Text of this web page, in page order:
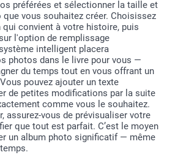
préférées et sélectionner la taille et
que vous souhaitez créer. Choisissez
qui convient à votre histoire, puis
l'option de remplissage
intelligent placera
photos dans le livre pour vous —
du temps tout en vous offrant un
pouvez ajouter un texte
de petites modifications par la suite
comme vous le souhaitez.
assurez-vous de prévisualiser votre
que tout est parfait. C’est le moyen
un album photo significatif — même